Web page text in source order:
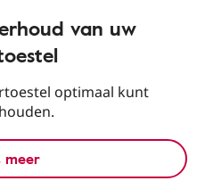
van uw
optimaal kunt
meer